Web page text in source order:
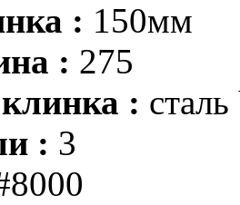
: 150мм
: 275
:
: 3